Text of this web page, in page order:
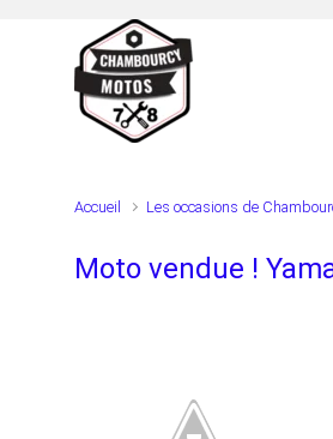
Skip to main content
Accueil Les occasions de
Moto vendue !